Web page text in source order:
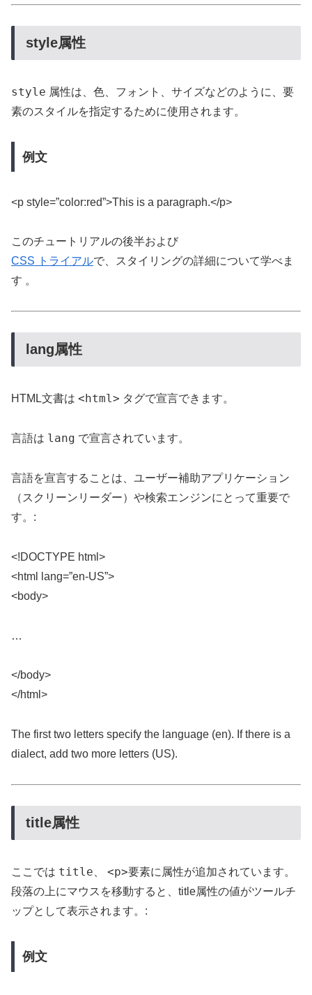
style属性
style 属性は、色、フォント、サイズなどのように、要
素のスタイルを指定するために使用されます。
例文
<p style=”color:red”>This is a paragraph.</p>
このチュートリアルの後半および
CSS トライアルで、スタイリングの詳細について学べま
す 。
lang属性
HTML文書は <html> タグで宣言できます。
言語は lang で宣言されています。
言語を宣言することは、ユーザー補助アプリケーション
（スクリーンリーダー）や検索エンジンにとって重要で
す。:
<!DOCTYPE html>
<html lang=”en-US”>
<body>
…
</body>
</html>
The first two letters specify the language (en). If there is a
dialect, add two more letters (US).
title属性
ここでは title <p>要素に属性が追加されています。
段落の上にマウスを移動すると、title属性の値がツールチ
ップとして表示されます。:
例文